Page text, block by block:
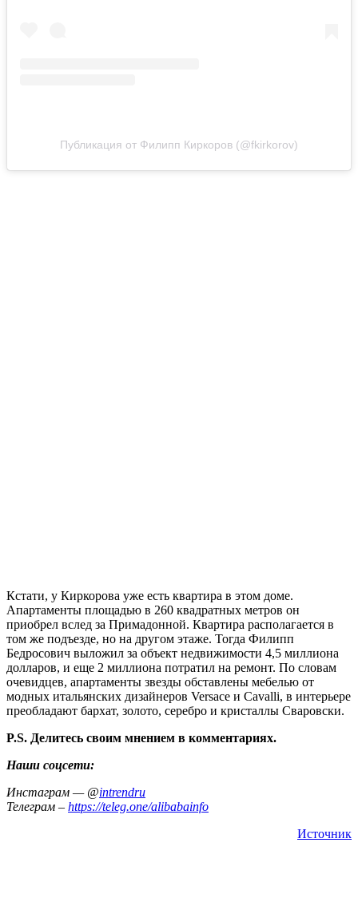
Публикация от Филипп Киркоров (@fkirkorov)
Кстати, у Киркорова уже есть квартира в этом доме.
Апартаменты площадью в 260 квадратных метров он
приобрел вслед за Примадонной. Квартира располагается в
том же подъезде, но на другом этаже. Тогда Филипп
Бедросович выложил за объект недвижимости 4,5 миллиона
долларов, и еще 2 миллиона потратил на ремонт. По словам
очевидцев, апартаменты звезды обставлены мебелью от
модных итальянских дизайнеров Versace и Cavalli, в интерьере
преобладают бархат, золото, серебро и кристаллы Сваровски.
P.S. Делитесь своим мнением в комментариях.
Наши соцсети:
Инстаграм — @intrendru
Телеграм – https://teleg.one/alibabainfo
Источник